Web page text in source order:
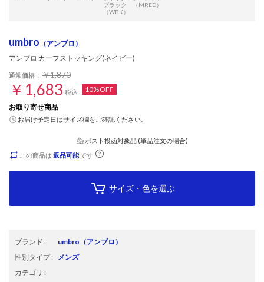
ブラック
（WBK）
（MRED）
umbro （アンブロ）
アンブロ カーフストッキング(ネイビー)
通常価格： ￥1,870
￥1,683 税込
10%OFF
お取り寄せ商品
お届け予定日はサイズ欄をご確認ください。
ポスト投函対象品 (単品注文の場合)
この商品は 返品可能です
サイズ・色を選ぶ
ブランド : umbro （アンブロ）
性別タイプ: メンズ
カテゴリ :